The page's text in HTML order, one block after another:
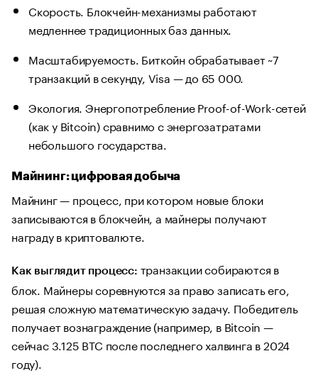
Скорость. Блокчейн-механизмы работают
медленнее традиционных баз данных.
Масштабируемость. Биткойн обрабатывает ~7
транзакций в секунду, Visa — до 65 000.
Экология. Энергопотребление Proof-of-Work-сетей
(как у Bitcoin) сравнимо с энергозатратами
небольшого государства.
Майнинг: цифровая добыча
Майнинг — процесс, при котором новые блоки
записываются в блокчейн, а майнеры получают
награду в криптовалюте.
Как выглядит процесс: транзакции собираются в
блок. Майнеры соревнуются за право записать его,
решая сложную математическую задачу. Победитель
получает вознаграждение (например, в Bitcoin —
сейчас 3.125 BTC после последнего халвинга в 2024
году).